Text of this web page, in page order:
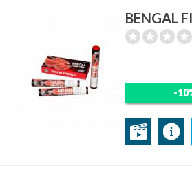
BENGAL
-